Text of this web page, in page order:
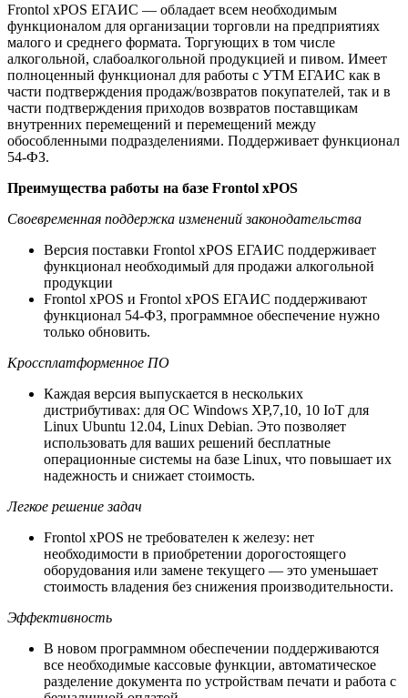
Frontol xPOS ЕГАИС — обладает всем необходимым
функционалом для организации торговли на предприятиях
малого и среднего формата. Торгующих в том числе
алкогольной, слабоалкогольной продукцией и пивом. Имеет
полноценный функционал для работы с УТМ ЕГАИС как в
части подтверждения продаж/возвратов покупателей, так и в
части подтверждения приходов возвратов поставщикам
внутренних перемещений и перемещений между
обособленными подразделениями. Поддерживает функционал
54-ФЗ.
Преимущества работы на базе Frontol xPOS
Своевременная поддержка изменений законодательства
Версия поставки Frontol xPOS ЕГАИС поддерживает
функционал необходимый для продажи алкогольной
продукции
Frontol xPOS и Frontol xPOS ЕГАИС поддерживают
функционал 54-ФЗ, программное обеспечение нужно
только обновить.
Кроссплатформенное ПО
Каждая версия выпускается в нескольких
дистрибутивах: для ОС Windows XP,7,10, 10 IoT для
Linux Ubuntu 12.04, Linux Debian. Это позволяет
использовать для ваших решений бесплатные
операционные системы на базе Linux, что повышает их
надежность и снижает стоимость.
Легкое решение задач
Frontol xPOS не требователен к железу: нет
необходимости в приобретении дорогостоящего
оборудования или замене текущего — это уменьшает
стоимость владения без снижения производительности.
Эффективность
В новом программном обеспечении поддерживаются
все необходимые кассовые функции, автоматическое
разделение документа по устройствам печати и работа с